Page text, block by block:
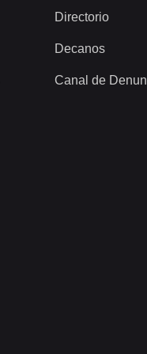
Directorio
Decanos
Canal de